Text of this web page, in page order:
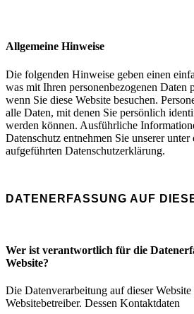
Allgemeine Hinweise
Die folgenden Hinweise geben einen
was mit Ihren personenbezogenen Daten
wenn Sie diese Website besuchen.
alle Daten, mit denen Sie persönlich
werden können. Ausführliche
Datenschutz entnehmen Sie unserer unter
aufgeführten Datenschutzerklärung.
DATENERFASSUNG AUF
Wer ist verantwortlich für die
Website?
Die Datenverarbeitung auf dieser
Websitebetreiber. Dessen Kontaktdaten